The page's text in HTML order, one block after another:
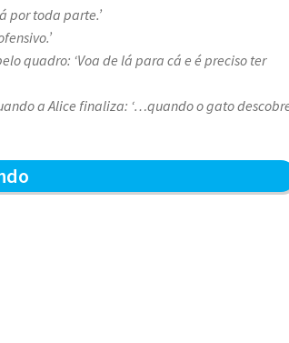
por toda parte.’
quadro: ‘Voa de lá para cá e é preciso ter
a Alice finaliza: ‘…quando o gato
A